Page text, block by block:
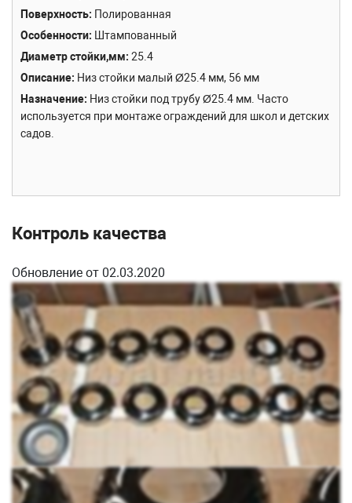
Поверхность Полированная
Особенности
Штампованный
Диаметр стойки,мм 25.4
Описание Низ стойки малый Ø25.4 мм, 56 мм
Назначение Низ стойки под трубу Ø25.4 мм. Часто
используется при монтаже ограждений для школ и детских
садов.
Контроль качества
Обновление от 02.03.2020